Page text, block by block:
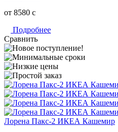
от 8580 c
Подробнее
Сравнить
Лорена Пакс-2 ИКЕА Кашемир